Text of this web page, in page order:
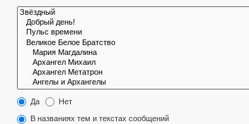
Да Нет
В названиях тем и текстах сообщений